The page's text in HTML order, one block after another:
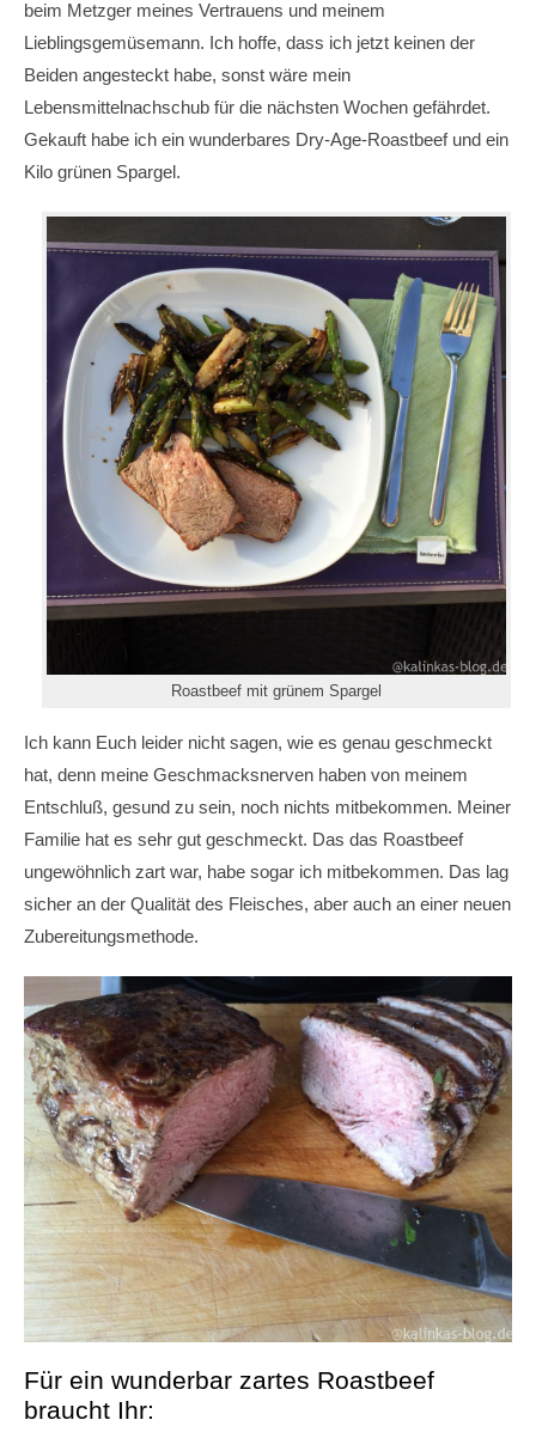
beim Metzger meines Vertrauens und meinem
Lieblingsgemüsemann. Ich hoffe, dass ich jetzt keinen der
Beiden angesteckt habe, sonst wäre mein
Lebensmittelnachschub für die nächsten Wochen gefährdet.
Gekauft habe ich ein wunderbares Dry-Age-Roastbeef und ein
Kilo grünen Spargel.
Roastbeef mit grünem Spargel
Ich kann Euch leider nicht sagen, wie es genau geschmeckt
hat, denn meine Geschmacksnerven haben von meinem
Entschluß, gesund zu sein, noch nichts mitbekommen. Meiner
Familie hat es sehr gut geschmeckt. Das das Roastbeef
ungewöhnlich zart war, habe sogar ich mitbekommen. Das lag
sicher an der Qualität des Fleisches, aber auch an einer neuen
Zubereitungsmethode.
Für ein wunderbar zartes Roastbeef
braucht Ihr: